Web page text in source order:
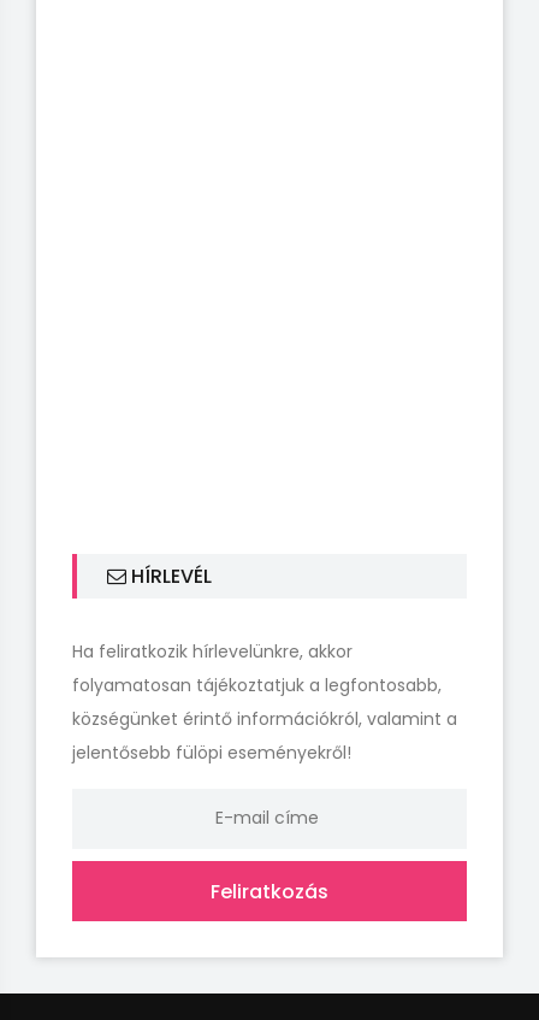
HÍRLEVÉL
Ha feliratkozik hírlevelünkre, akkor
folyamatosan tájékoztatjuk a legfontosabb,
községünket érintő információkról, valamint a
jelentősebb fülöpi eseményekről!
Feliratkozás